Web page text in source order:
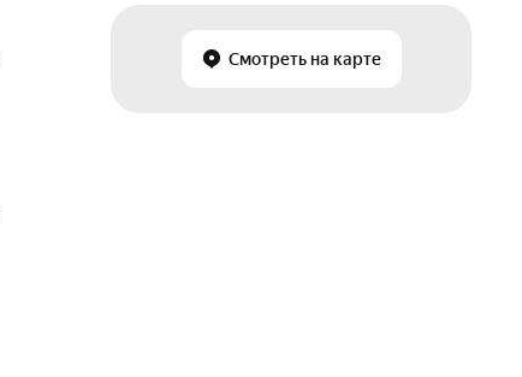
Смотреть на карте